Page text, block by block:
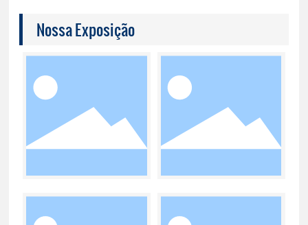
Nossa Exposição